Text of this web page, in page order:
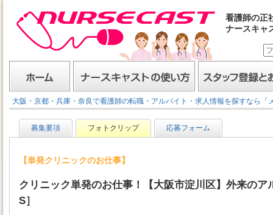
看護師の正
ナースキャ
ホーム ナースキャストの使い方 スタッフ登録とお仕
大阪・京都・兵庫・奈良で看護師の転職・アルバイト・求人情報を探すなら「
募集要項 フォトクリップ 応募フォーム
【単発クリニックのお仕事】
クリニック単発のお仕事！【大阪市淀川区】外来の
S］